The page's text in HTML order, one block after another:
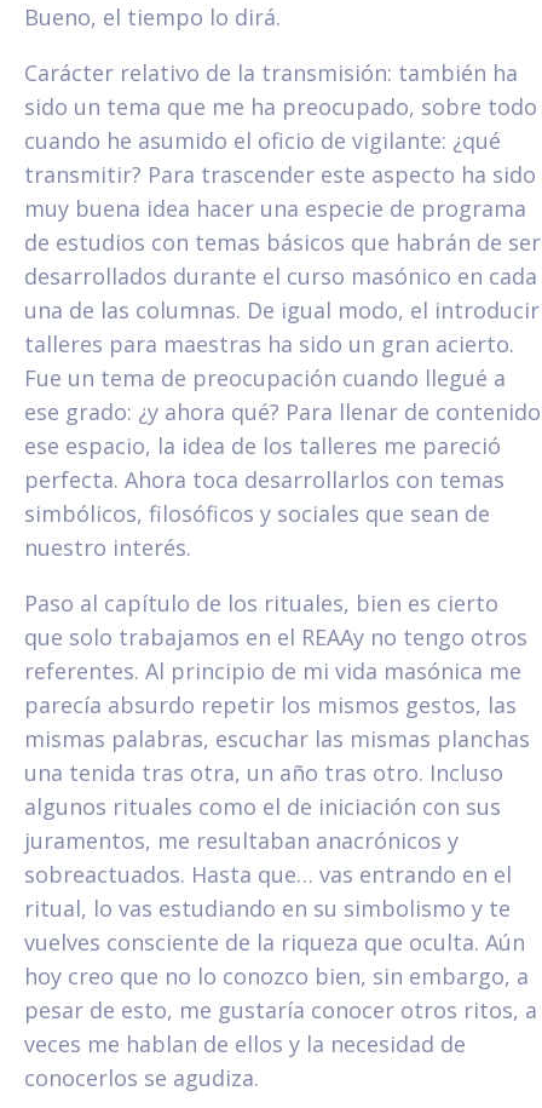
Bueno, el tiempo lo dirá.
Carácter relativo de la transmisión: también ha
sido un tema que me ha preocupado, sobre todo
cuando he asumido el oficio de vigilante: ¿qué
transmitir? Para trascender este aspecto ha sido
muy buena idea hacer una especie de programa
de estudios con temas básicos que habrán de ser
desarrollados durante el curso masónico en cada
una de las columnas. De igual modo, el introducir
talleres para maestras ha sido un gran acierto.
Fue un tema de preocupación cuando llegué a
ese grado: ¿y ahora qué? Para llenar de contenido
ese espacio, la idea de los talleres me pareció
perfecta. Ahora toca desarrollarlos con temas
simbólicos, filosóficos y sociales que sean de
nuestro interés.
Paso al capítulo de los rituales, bien es cierto
que solo trabajamos en el REAAy no tengo otros
referentes. Al principio de mi vida masónica me
parecía absurdo repetir los mismos gestos, las
mismas palabras, escuchar las mismas planchas
una tenida tras otra, un año tras otro. Incluso
algunos rituales como el de iniciación con sus
juramentos, me resultaban anacrónicos y
sobreactuados. Hasta que… vas entrando en el
ritual, lo vas estudiando en su simbolismo y te
vuelves consciente de la riqueza que oculta. Aún
hoy creo que no lo conozco bien, sin embargo, a
pesar de esto, me gustaría conocer otros ritos, a
veces me hablan de ellos y la necesidad de
conocerlos se agudiza.